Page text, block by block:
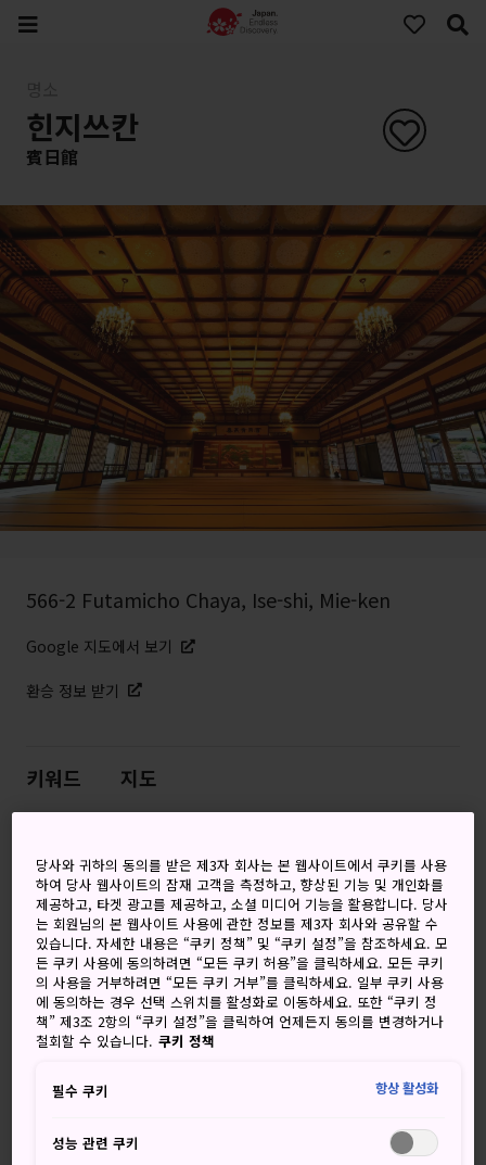
힌지쓰칸
賓日館
566-2 Futamicho Chaya, Ise-shi, Mie-ken
Google 지도에서 보기
환승 정보 받기
키워드 지도
지금은 대중에게도 공개된 화려하
고 근사한 황실 리조트
이세진구 신사 와 유명한 ‘부부 바위'라는 뜻의메오토 이와
근처에 위치한 힌지쓰칸은 한때 황족들의 여름 별장으로 이
용되던 숙박시설로 원래 모습을 아름답게 보존하고 있습니다.
놓치지 마세요
웅장한 모습을 그대로 간직한 객실과 포장 보도
당사와 귀하의 동의를 받은 제3자 회사는 본 웹사이트에서 쿠키를 사용
하여 당사 웹사이트의 잠재 고객을 측정하고, 향상된 기능 및 개인화를
제공하고, 타겟 광고를 제공하고, 소셜 미디어 기능을 활용합니다. 당사
는 회원님의 본 웹사이트 사용에 관한 정보를 제3자 회사와 공유할 수
있습니다. 자세한 내용은 “쿠키 정책” 및 “쿠키 설정”을 참조하세요. 모
든 쿠키 사용에 동의하려면 “모든 쿠키 허용”을 클릭하세요. 모든 쿠키
의 사용을 거부하려면 “모든 쿠키 거부”를 클릭하세요. 일부 쿠키 사용
에 동의하는 경우 선택 스위치를 활성화로 이동하세요. 또한 “쿠키 정
책” 제3조 2항의 “쿠키 설정”을 클릭하여 언제든지 동의를 변경하거나
철회할 수 있습니다. 쿠키 정책
필수 쿠키 항상 활성화
성능 관련 쿠키